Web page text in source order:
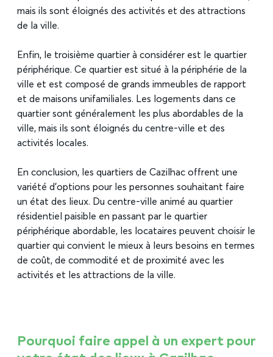
mais ils sont éloignés des activités et des attractions
de la ville.
Enfin, le troisième quartier à considérer est le quartier
périphérique. Ce quartier est situé à la périphérie de la
ville et est composé de grands immeubles de rapport
et de maisons unifamiliales. Les logements dans ce
quartier sont généralement les plus abordables de la
ville, mais ils sont éloignés du centre-ville et des
activités locales.
En conclusion, les quartiers de Cazilhac offrent une
variété d’options pour les personnes souhaitant faire
un état des lieux. Du centre-ville animé au quartier
résidentiel paisible en passant par le quartier
périphérique abordable, les locataires peuvent choisir le
quartier qui convient le mieux à leurs besoins en termes
de coût, de commodité et de proximité avec les
activités et les attractions de la ville.
Pourquoi faire appel à un expert pour